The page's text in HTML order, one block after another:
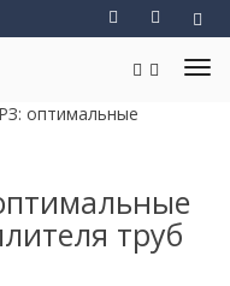
оптимальные
труб